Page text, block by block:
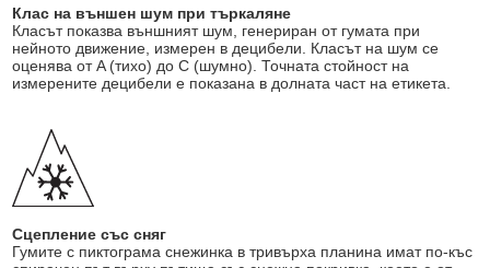
Клас на външен шум при търкаляне
Класът показва външният шум, генериран от гумата при
нейното движение, измерен в децибели. Класът на шум се
оценява от A (тихо) до C (шумно). Точната стойност на
измерените децибели е показана в долната част на етикета.
Сцепление със сняг
Гумите с пиктограма снежинка в тривърха планина имат по-къс